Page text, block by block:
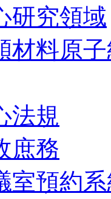
研究領域
材料原
法規
庶務
室預約